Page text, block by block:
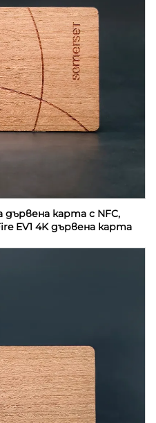
дървена карта с NFC,
EV1 4K дървена карта